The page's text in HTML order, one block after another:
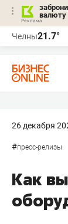
валюту
Челны21.7°
26 декабря
#пресс-релизы
Как